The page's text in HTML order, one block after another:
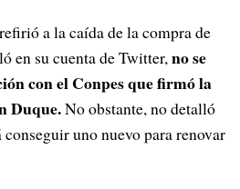
a la caída de la compra de
en su cuenta de Twitter,no se
con el Conpes que firmó la
Duque.No obstante, no detalló
uno nuevo para renovar